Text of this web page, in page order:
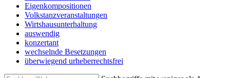
Eigenkompositionen
Volkstanzveranstaltungen
Wirtshausunterhaltung
auswendig
konzertant
wechselnde Besetzungen
überwiegend urheberrechtsfrei